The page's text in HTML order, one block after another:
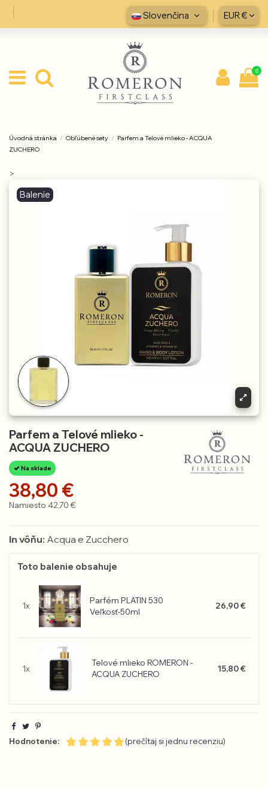
Slovenčina EUR €
0
Úvodná stránka Obľúbené sety
Parfem a Telové mlieko - ACQUA
ZUCHERO
>
Balenie
Parfem a Telové mlieko -
ACQUA ZUCHERO
Na sklade
38,80 €
Namiesto 42,70 €
In vôňu: Acqua e Zucchero
Toto balenie obsahuje
1x
Parfém PLATIN 530
Veľkosť-50ml
26,90 €
1x
Telové mlieko ROMERON -
ACQUA ZUCHERO
15,80 €
Hodnotenie: (prečítaj si jednu recenziu)